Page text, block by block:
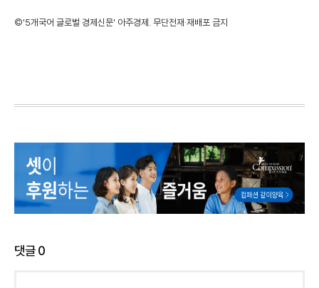
©'5개국어 글로벌 경제신문' 아주경제. 무단전재·재배포 금지
댓글0